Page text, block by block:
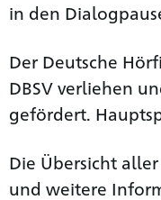
in den
Der Deutsche
DBSV verliehen
gefördert.
Die Übersicht
und weitere